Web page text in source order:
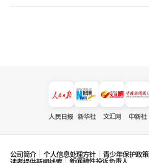
人民日报 新华社 文汇网 中新社
公司简介 个人信息处理方针 青少年保护政策
新闻稿件投诉负责人